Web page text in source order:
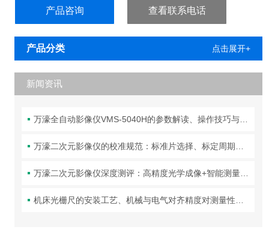
产品咨询 查看联系电话
产品分类 点击展开+
新闻资讯
万濠全自动影像仪VMS-5040H的参数解读、操作技巧与维护全攻略
万濠二次元影像仪的校准规范：标准片选择、标定周期与精度验证方法
万濠二次元影像仪深度测评：高精度光学成像+智能测量，让复杂工件的尺寸检测变得又快又准！
机床光栅尺的安装工艺、机械与电气对齐精度对测量性能的影响分析